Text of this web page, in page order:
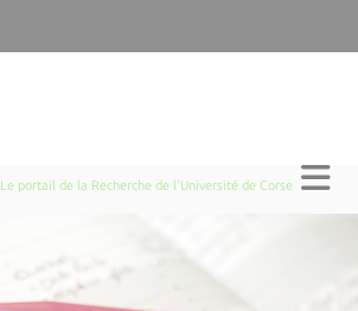
Le portail de la Recherche de l'Université de Corse